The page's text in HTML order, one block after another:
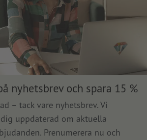
nyhetsbrev och spara 15 %
– tack vare nyhetsbrev. Vi
uppdaterad om aktuella
Prenumerera nu och